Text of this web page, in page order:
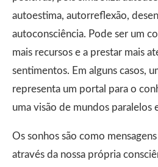
autoestima, autorreflexão,
autoconsciência. Pode ser um
mais recursos e a prestar mais
sentimentos. Em alguns casos,
representa um portal para o
uma visão de mundos paralelos
Os sonhos são como
através da nossa própria